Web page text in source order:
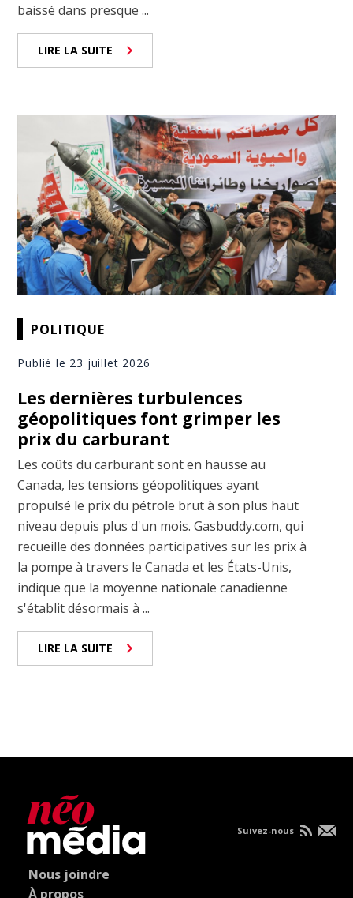
baissé dans presque ...
LIRE LA SUITE
POLITIQUE
Publié le 23 juillet 2026
Les dernières turbulences
géopolitiques font grimper les
prix du carburant
Les coûts du carburant sont en hausse au
Canada, les tensions géopolitiques ayant
propulsé le prix du pétrole brut à son plus haut
niveau depuis plus d'un mois. Gasbuddy.com, qui
recueille des données participatives sur les prix à
la pompe à travers le Canada et les États-Unis,
indique que la moyenne nationale canadienne
s'établit désormais à ...
LIRE LA SUITE
Nous joindre
À propos
Suivez-nous